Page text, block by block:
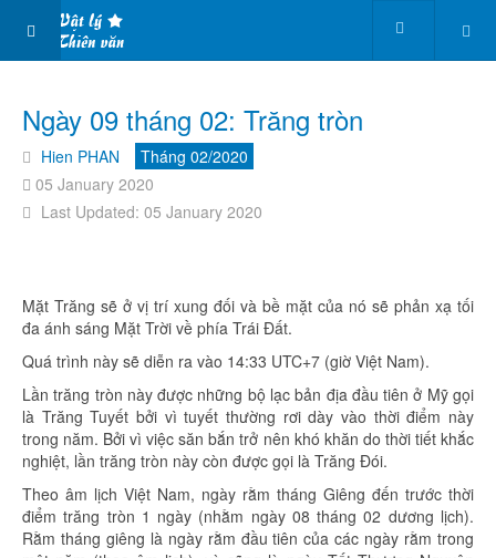
Ngày 09 tháng 02: Trăng tròn
Hien PHAN
Tháng 02/2020
05 January 2020
Last Updated: 05 January 2020
Mặt Trăng sẽ ở vị trí xung đối và bề mặt của nó sẽ phản xạ tối
đa ánh sáng Mặt Trời về phía Trái Đất.
Quá trình này sẽ diễn ra vào 14:33 UTC+7 (giờ Việt Nam).
Lần trăng tròn này được những bộ lạc bản địa đầu tiên ở Mỹ gọi
là Trăng Tuyết bởi vì tuyết thường rơi dày vào thời điểm này
trong năm. Bởi vì việc săn bắn trở nên khó khăn do thời tiết khắc
nghiệt, lần trăng tròn này còn được gọi là Trăng Đói.
Theo âm lịch Việt Nam, ngày rằm tháng Giêng đến trước thời
điểm trăng tròn 1 ngày (nhằm ngày 08 tháng 02 dương lịch).
Rằm tháng giêng là ngày rằm đầu tiên của các ngày rằm trong